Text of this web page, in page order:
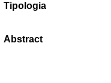
Tipologia
Abstract